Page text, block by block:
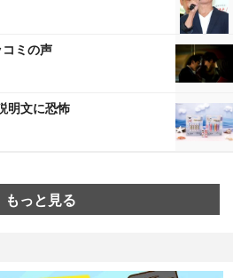
コミの声
明文に恐怖
もっと見る